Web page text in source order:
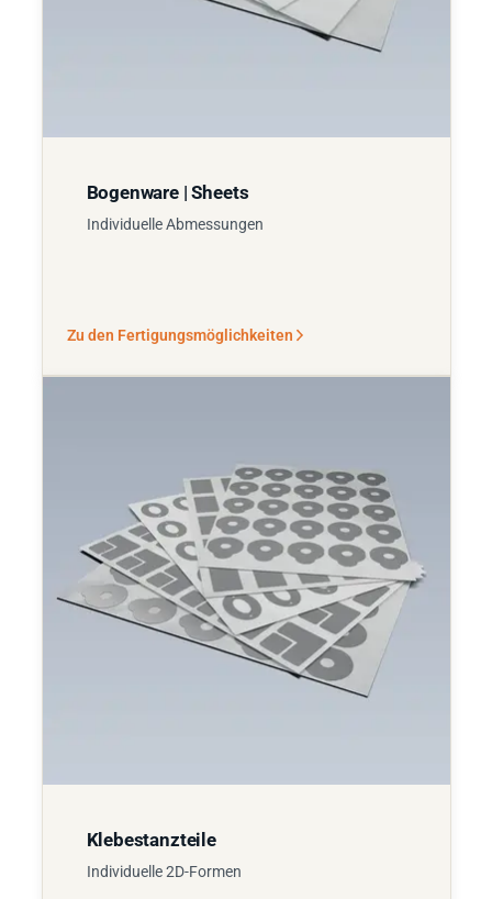
Bogenware | Sheets
Individuelle Abmessungen
Zu den Fertigungsmöglichkeiten
Klebestanzteile
Individuelle 2D-Formen